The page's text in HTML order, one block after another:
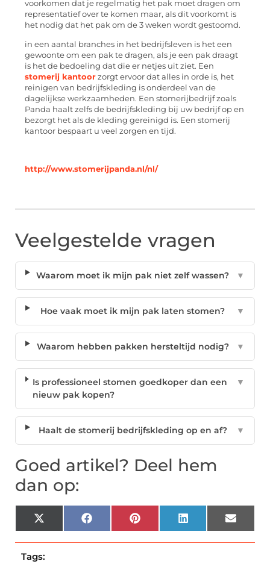
voorkomen dat je regelmatig het pak moet dragen om
representatief over te komen maar, als dit voorkomt is
het nodig dat het pak om de 3 weken wordt gestoomd.
in een aantal branches in het bedrijfsleven is het een
gewoonte om een pak te dragen, als je een pak draagt
is het de bedoeling dat die er netjes uit ziet. Een
stomerij kantoor zorgt ervoor dat alles in orde is, het
reinigen van bedrijfskleding is onderdeel van de
dagelijkse werkzaamheden. Een stomerijbedrijf zoals
Panda haalt zelfs de bedrijfskleding bij uw bedrijf op en
bezorgt het als de kleding gereinigd is. Een stomerij
kantoor bespaart u veel zorgen en tijd.
http://www.stomerijpanda.nl/nl/
Veelgestelde vragen
Waarom moet ik mijn pak niet zelf wassen? ▼
Hoe vaak moet ik mijn pak laten stomen? ▼
Waarom hebben pakken hersteltijd nodig? ▼
Is professioneel stomen goedkoper dan een
nieuw pak kopen?
▼
Haalt de stomerij bedrijfskleding op en af? ▼
Goed artikel? Deel hem
dan op:
X
(Twitter)
Facebook Pinterest LinkedIn Email
Tags: